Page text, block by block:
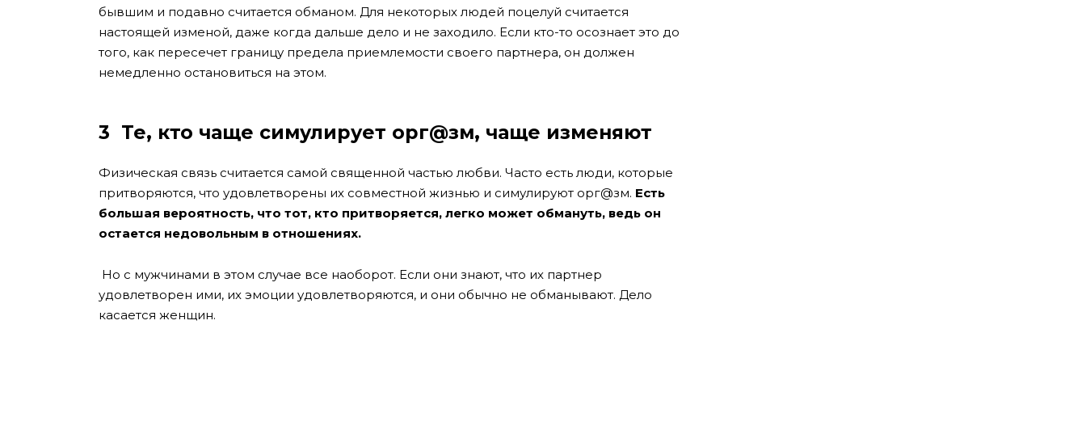
бывшим и подавно считается обманом. Для некоторых людей поцелуй считается
настоящей изменой, даже когда дальше дело и не заходило. Если кто-то осознает это до
того, как пересечет границу предела приемлемости своего партнера, он должен
немедленно остановиться на этом.
3 Те, кто чаще симулирует орг@зм, чаще изменяют
Физическая связь считается самой священной частью любви. Часто есть люди, которые
притворяются, что удовлетворены их совместной жизнью и симулируют орг@зм. Есть
большая вероятность, что тот, кто притворяется, легко может обмануть, ведь он
остается недовольным в отношениях.
Но с мужчинами в этом случае все наоборот. Если они знают, что их партнер
удовлетворен ими, их эмоции удовлетворяются, и они обычно не обманывают. Дело
касается женщин.